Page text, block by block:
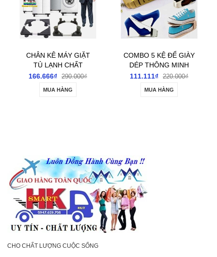
MÁY GIẶT
CHẤT
CAO
290.000₫
COMBO 5 KỆ ĐỂ GIÀY
DÉP THÔNG MINH
DOUBLE & DOUBLE
111.111₫ 220.000₫
ĐẾ GỖ ĐỂ
CÂY
XE TIỆN
188.888₫
CHO CHẤT LƯỢNG CUỘC SỐNG